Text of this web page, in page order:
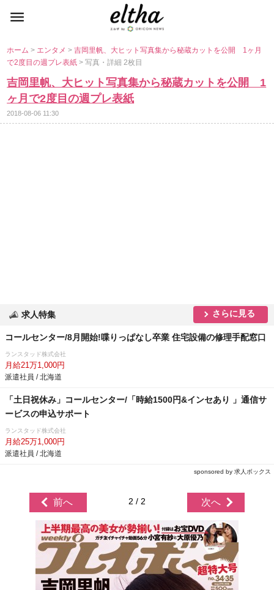
ホーム> エンタメ>吉岡里帆、大ヒット写真集から秘蔵カットを公開 1ヶ月
で2度目の週プレ表紙> 写真・詳細 2枚目
吉岡里帆、大ヒット写真集から秘蔵カットを公開 1
ヶ月で2度目の週プレ表紙
2018-08-06 11:30
求人特集 さらに見る
コールセンター/8月開始!喋りっぱなし卒業 住宅設備の修理手配窓口
ランスタッド株式会社
月給21万1,000円
派遣社員 / 北海道
「土日祝休み」コールセンター/「時給1500円&インセあり 」通信サ
ービスの申込サポート
ランスタッド株式会社
月給25万1,000円
派遣社員 / 北海道
sponsored by 求人ボックス
前へ 2 / 2 次へ